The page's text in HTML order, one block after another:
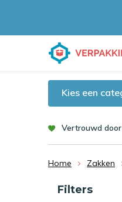
Kies een
Vertrouwd
Home Zakken
Sorteren op:
Filters